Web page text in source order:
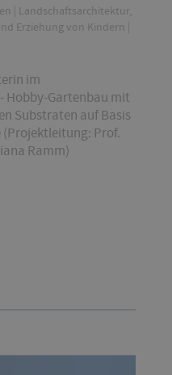
| Landschaftsarchitektur,
Erziehung von Kindern |
im
Hobby-Gartenbau mit
Substraten auf Basis
Prof.
Ramm)